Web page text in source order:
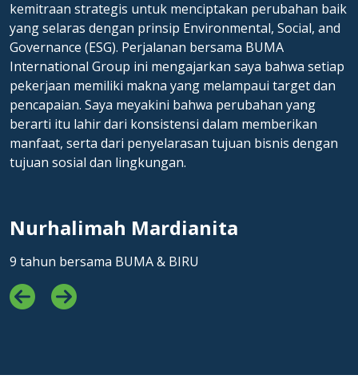
kemitraan strategis untuk menciptakan perubahan baik
yang selaras dengan prinsip Environmental, Social, and
Governance (ESG). Perjalanan bersama BUMA
International Group ini mengajarkan saya bahwa setiap
pekerjaan memiliki makna yang melampaui target dan
pencapaian. Saya meyakini bahwa perubahan yang
berarti itu lahir dari konsistensi dalam memberikan
manfaat, serta dari penyelarasan tujuan bisnis dengan
tujuan sosial dan lingkungan.
Nurhalimah Mardianita
9 tahun bersama BUMA & BIRU
tambang yang berbeda dan mempelajari keterampilan,
seperti mengoperasikan truk angkut Komatsu 830E
seberat 220 ton. Pengalaman langsung ini sangat
berperan dalam pertumbuhan profesional saya dan
menambah perkembangan saya secara signifikan.
Karier saya telah penuh tantangan sekaligus
memuaskan. Sebagai supervisor produksi, saya berhasil
mengawasi keselamatan kru dan produksi,
2020, dengan dukungan rekan-rekan saya, saya lulus
semakin meningkatkan keahlian saya.
Baru-baru ini saya memiliki kesempatan untuk
pemahaman strategis dan kepemimpinan di seluruh
BUMA.
Ramdhan Saifullah
16 years with BUMA
perusahaan tetapi juga untuk kesuksesan keluarga
besar BUMA.
Gildus Teme
34 tahun bersama BUMA